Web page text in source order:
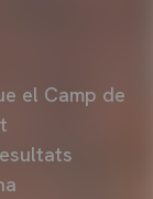
el Camp de